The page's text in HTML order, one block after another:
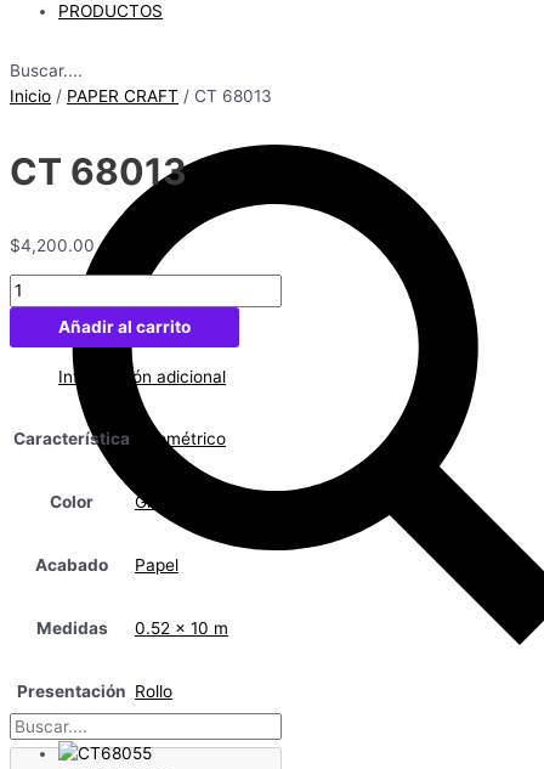
PRODUCTOS
Buscar....
Inicio / PAPER CRAFT / CT 68013
CT 68013
$4,200.00
CT
68013
cantidadAñadir al carrito
Información adicional
Característica Geométrico
Color Gris
Acabado Papel
Medidas 0.52 x 10 m
Presentación Rollo